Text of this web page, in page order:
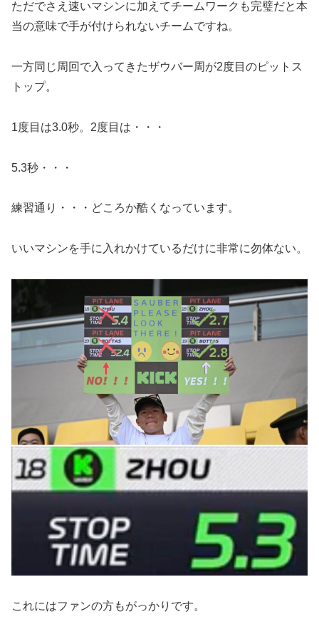
ただでさえ速いマシンに加えてチームワークも完璧だと本
当の意味で手が付けられないチームですね。
一方同じ周回で入ってきたザウバー周が2度目のピットス
トップ。
1度目は3.0秒。2度目は・・・
5.3秒・・・
練習通り・・・どころか酷くなっています。
いいマシンを手に入れかけているだけに非常に勿体ない。
これにはファンの方もがっかりです。